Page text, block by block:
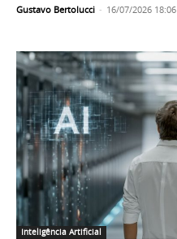
Gustavo Bertolucci - 16/07/2026 18:06
Inteligência Artificial